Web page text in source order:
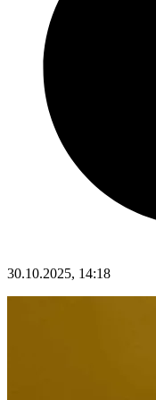
30.10.2025, 14:18